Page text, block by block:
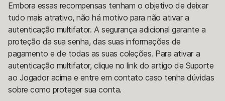
Embora essas recompensas tenham o objetivo de deixar
tudo mais atrativo, não há motivo para não ativar a
autenticação multifator. A segurança adicional garante a
proteção da sua senha, das suas informações de
pagamento e de todas as suas coleções. Para ativar a
autenticação multifator, clique no link do artigo de Suporte
ao Jogador acima e entre em contato caso tenha dúvidas
sobre como proteger sua conta.